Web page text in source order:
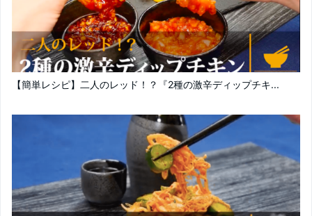
【簡単レシピ】二人のレッド！？『2種の激辛ディップチキ...